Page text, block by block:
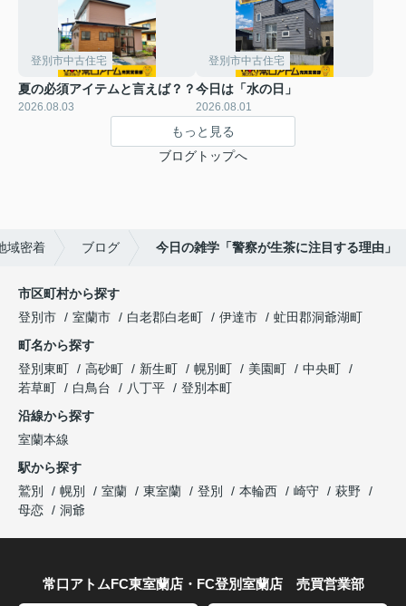
登別市中古住宅
夏の必須アイテムと言えば？？
2026.08.03
登別市中古住宅
今日は「水の日」
2026.08.01
もっと見る
ブログトップへ
域密着 ブログ 今日の雑学「警察が生茶に注目する理由」
市区町村から探す
登別市
室蘭市 白老郡白老町 伊達市
虻田郡洞爺湖町
町名から探す
登別東町
高砂町 新生町 幌別町 美園町
中央町
若草町
白鳥台 八丁平
登別本町
沿線から探す
室蘭本線
駅から探す
鷲別
幌別 室蘭 東室蘭 登別 本輪西 崎守
萩野
母恋
洞爺
常口アトムFC東室蘭店・FC登別室蘭店 売買営業部